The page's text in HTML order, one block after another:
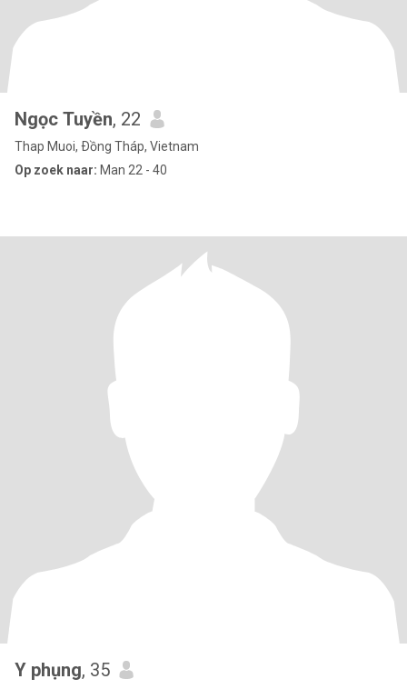
Ngọc Tuyền, 22
Thap Muoi, Ðồng Tháp, Vietnam
Op zoek naar: Man 22 - 40
Y phụng, 35